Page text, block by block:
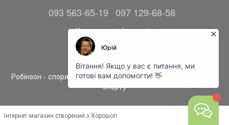
093 563-65-19 097 129-68-58
Контактна інформація
Повна версія сайту
© 2014—2026
Робінзон - спорядження, одяг та аксесуари для туризму та
спорту
Інтернет-магазин створений з Хорошоп